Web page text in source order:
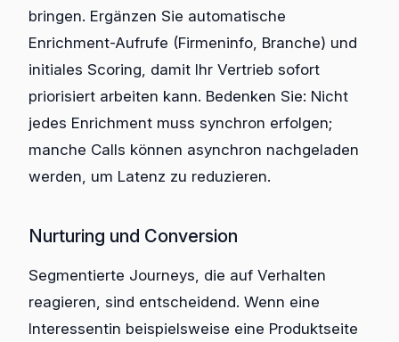
bringen. Ergänzen Sie automatische
Enrichment-Aufrufe (Firmeninfo, Branche) und
initiales Scoring, damit Ihr Vertrieb sofort
priorisiert arbeiten kann. Bedenken Sie: Nicht
jedes Enrichment muss synchron erfolgen;
manche Calls können asynchron nachgeladen
werden, um Latenz zu reduzieren.
Nurturing und Conversion
Segmentierte Journeys, die auf Verhalten
reagieren, sind entscheidend. Wenn eine
Interessentin beispielsweise eine Produktseite